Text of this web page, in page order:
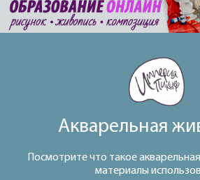
Акварельная
Посмотрите что такое
материалы